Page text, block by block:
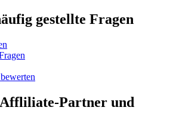
gestellte Fragen
Partner und